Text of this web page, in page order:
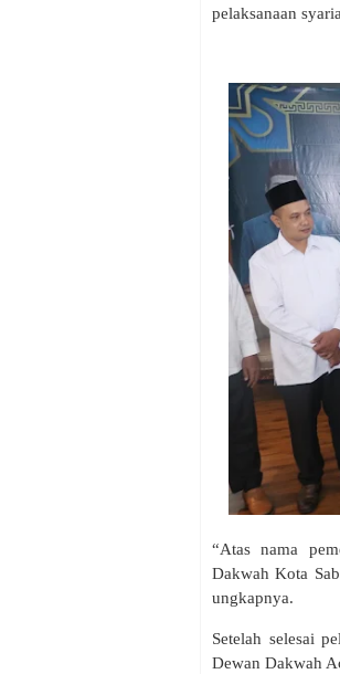
pelaksanaan
“Atas nama
Dakwah Kota
ungkapnya.
Setelah selesai
Dewan Dakwah